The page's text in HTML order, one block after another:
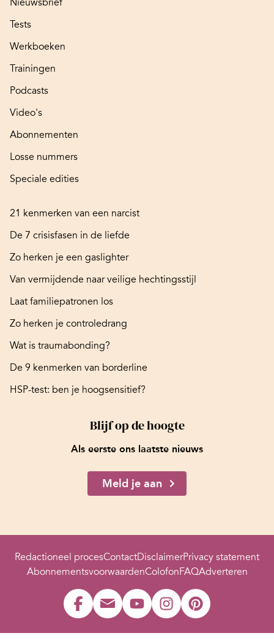
Tests
Werkboeken
Trainingen
Podcasts
Video's
Abonnementen
Losse nummers
Speciale edities
21 kenmerken van een narcist
De 7 crisisfasen in de liefde
Zo herken je een gaslighter
Van vermijdende naar veilige hechtingsstijl
Laat familiepatronen los
Zo herken je controledrang
Wat is traumabonding?
De 9 kenmerken van borderline
HSP-test: ben je hoogsensitief?
Blijf op de hoogte
Als eerste ons laatste nieuws
Meld je aan
Redactioneel procesContactDisclaimerPrivacy statement
AbonnementsvoorwaardenColofonFAQAdverteren